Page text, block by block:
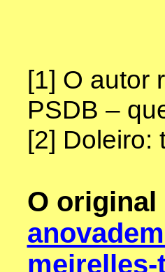
[1] O autor
PSDB –
[2] Doleiro:
O original